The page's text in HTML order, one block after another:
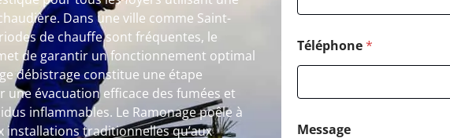
Dans une ville comme Saint-
de chauffe sont fréquentes, le
de garantir un fonctionnement optimal
débistrage constitue une étape
évacuation efficace des fumées et
inflammables. Le Ramonage poêle à
installations traditionnelles qu’aux
Téléphone*
Message